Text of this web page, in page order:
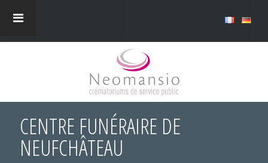
CENTRE FUNÉRAIRE DE
NEUFCHÂTEAU